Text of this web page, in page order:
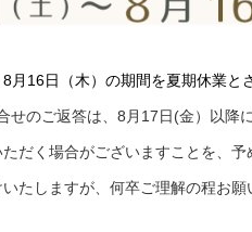
月16日（木）の期間を夏期休業と
のご返答は、8月17日(金）以降
だく場合がございますことを、予
たしますが、何卒ご理解の程お願